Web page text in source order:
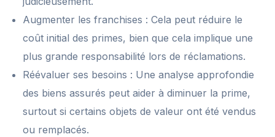
Augmenter les franchises : Cela peut réduire le
coût initial des primes, bien que cela implique une
plus grande responsabilité lors de réclamations.
Réévaluer ses besoins : Une analyse approfondie
des biens assurés peut aider à diminuer la prime,
surtout si certains objets de valeur ont été vendus
ou remplacés.